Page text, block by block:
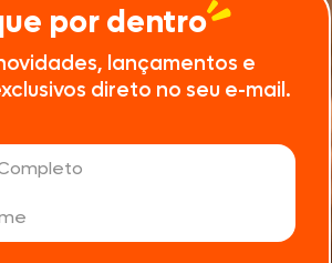
por dentro
lançamentos e
direto no seu e-mail.